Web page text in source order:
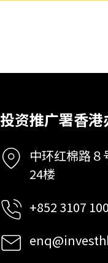
投资推广署香港
中环红棉路８
24楼
+852 3107